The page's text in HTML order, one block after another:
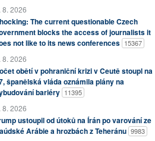
8. 2026
The current questionable Czech
blocks the access of journalists it
not like to its news conferences 15367
8. 2026
obětí v pohraniční krizi v Ceutě stoupl na
španělská vláda oznámila plány na
bariéry 11395
8. 2026
ustoupil od útoků na Írán po varování ze
Arábie a hrozbách z Teheránu 9983